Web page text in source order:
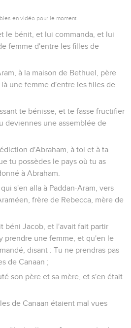
en vidéo pour le moment.
le bénit, et lui commanda, et lui
femme d'entre les filles de
à la maison de Bethuel, père
une femme d'entre les filles de
te bénisse, et te fasse fructifier
deviennes une assemblée de
d'Abraham, à toi et à ta
tu possèdes le pays où tu as
à Abraham.
s'en alla à Paddan-Aram, vers
frère de Rebecca, mère de
béni Jacob, et l'avait fait partir
prendre une femme, et qu'en le
disant : Tu ne prendras pas
de Canaan ;
son père et sa mère, et s'en était
de Canaan étaient mal vues